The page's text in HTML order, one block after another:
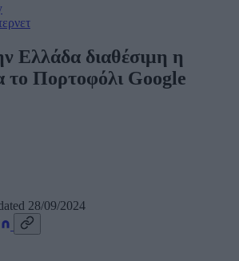
Ελλάδα διαθέσιμη η
το Πορτοφόλι Google
28/09/2024